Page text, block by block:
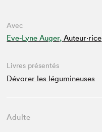
Avec
Eve-Lyne Auger, Auteur·rice
Livres présentés
Dévorer les légumineuses
Adulte